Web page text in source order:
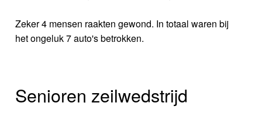
Zeker 4 mensen raakten gewond. In totaal waren bij
het ongeluk 7 auto's betrokken.
Senioren zeilwedstrijd